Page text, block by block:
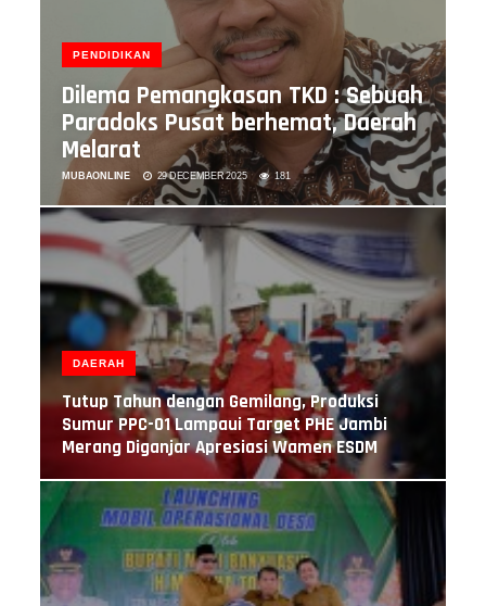
PENDIDIKAN
Dilema Pemangkasan TKD : Sebuah
Paradoks Pusat berhemat, Daerah
Melarat
MUBAONLINE 29 DECEMBER 2025 181
DAERAH
Tutup Tahun dengan Gemilang, Produksi
Sumur PPC-01 Lampaui Target PHE Jambi
Merang Diganjar Apresiasi Wamen ESDM